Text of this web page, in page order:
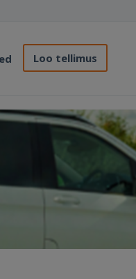
Loo tellimus